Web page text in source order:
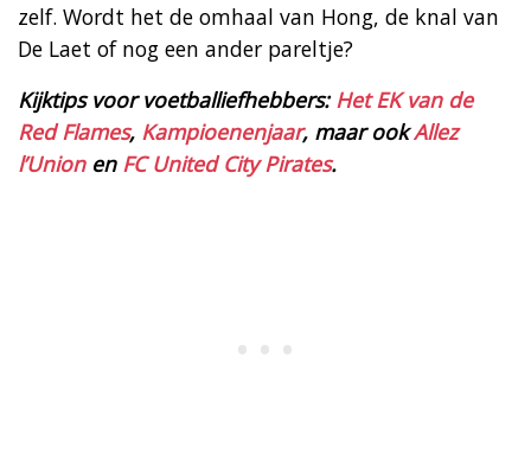
zelf. Wordt het de omhaal van Hong, de knal van
De Laet of nog een ander pareltje?
Kijktips voor voetballiefhebbers: Het EK van de
Red Flames, Kampioenenjaar, maar ookAllez
l’Unionen FC United City Pirates.